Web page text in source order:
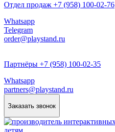
Отдел продаж +7 (958) 100-02-76
Whatsapp
Telegram
order@playstand.ru
Партнёры +7 (958) 100-02-35
Whatsapp
partners@playstand.ru
Заказать звонок